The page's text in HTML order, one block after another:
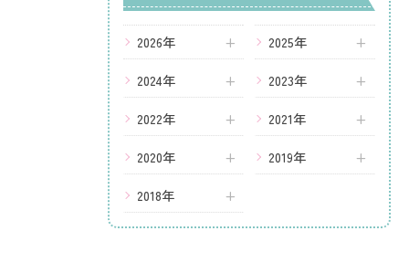
2026年 2025年
2024年 2023年
2022年 2021年
2020年 2019年
2018年